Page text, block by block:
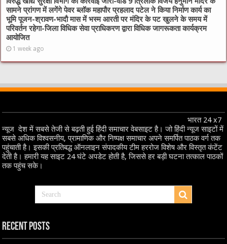
सामने प्रांगण में लगेंगे पेवर ब्लॉक महापौर प्रहलाद पटेल ने किया निर्माण कार्य का
भूमि पूजन-श्रावण-भादौ मास में भस्म आरती पर मंदिर के पट खुलने के समय में
परिवर्तन रहेगा-जिला विधिक सेवा प्राधिकरण द्वारा विधिक जागरूकता कार्यक्रम
आयोजित
1 week ago
भारत 24 x7
न्यूज देश में सबसे तेजी से बढ़ती हुई हिंदी समाचार वेबसाइट है। जो हिंदी न्यूज साइटों में
सबसे अधिक विश्वसनीय, प्रामाणिक और निष्पक्ष समाचार अपने समर्पित पाठक वर्ग तक
पहुंचाती है। इसकी प्रतिबद्ध ऑनलाइन संपादकीय टीम हररोज विशेष और विस्तृत कंटेंट
देती है। हमारी यह साइट 24 घंटे अपडेट होती है, जिससे हर बड़ी घटना तत्काल पाठकों
तक पहुंच सके।
Recent Posts